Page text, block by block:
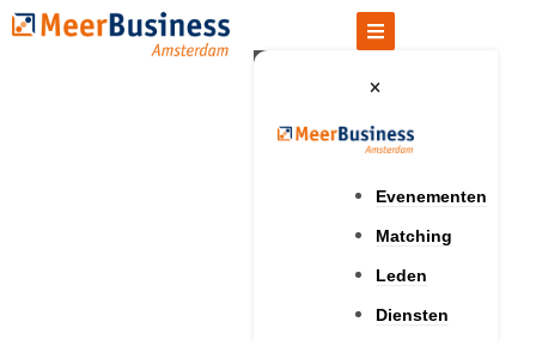
Evenementen
Matching
Leden
Diensten